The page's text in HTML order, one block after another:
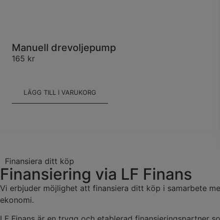
Manuell drevoljepump
165 kr
LÄGG TILL I VARUKORG
Finansiera ditt köp
Finansiering via LF Finans
Vi erbjuder möjlighet att finansiera ditt köp i samarbete
ekonomi.